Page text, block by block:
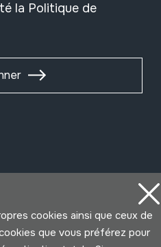
la Politique de
cookies ainsi que ceux de
que vous préférez pour